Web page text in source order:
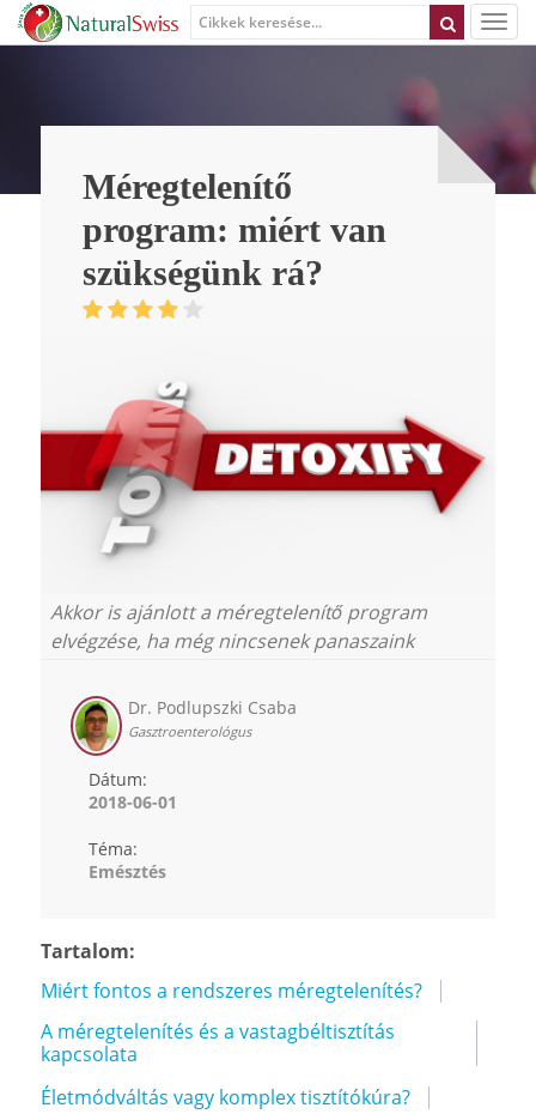
Méregtelenítő
program: miért van
szükségünk rá?
Akkor is ajánlott a méregtelenítő program
elvégzése, ha még nincsenek panaszaink
Dr. Podlupszki Csaba
Gasztroenterológus
Dátum:
2018-06-01
Téma:
Emésztés
Tartalom:
Miért fontos a rendszeres méregtelenítés?
A méregtelenítés és a vastagbéltisztítás
kapcsolata
Életmódváltás vagy komplex tisztítókúra?